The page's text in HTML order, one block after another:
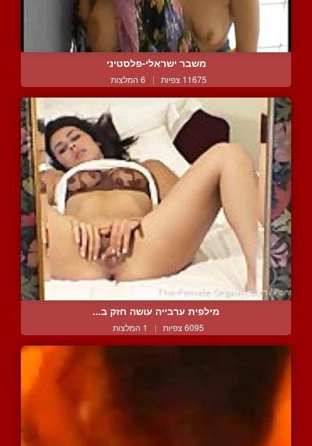
משבר ישראלי-פלסטיני
11675 צפיות | 6 המלצות
מילפית ערבייה עושה חזק ב...
6095 צפיות | 1 המלצות